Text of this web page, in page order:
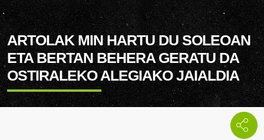
ARTOLAK MIN HARTU DU SOLEOAN
ETA BERTAN BEHERA GERATU DA
OSTIRALEKO ALEGIAKO JAIALDIA